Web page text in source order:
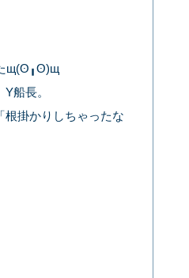
щ(ʘ╻ʘ)щ
船長。
掛かりしちゃったな